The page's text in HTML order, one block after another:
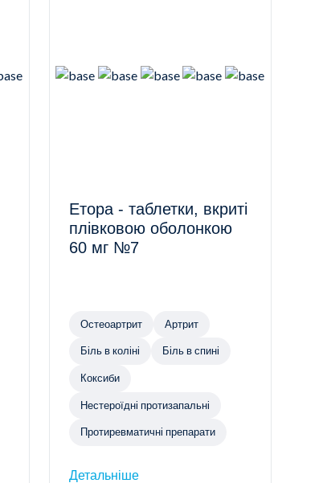
Етора - таблетки, вкриті
плівковою оболонкою
60 мг №7
Остеоартрит Артрит
Біль в коліні Біль в спині
Коксиби
Нестероїдні протизапальні
Протиревматичні препарати
Детальніше